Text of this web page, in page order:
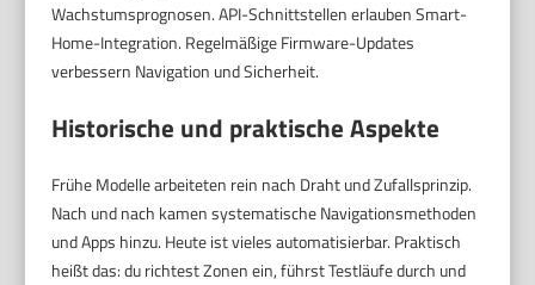
Wachstumsprognosen. API-Schnittstellen erlauben Smart-
Home-Integration. Regelmäßige Firmware-Updates
verbessern Navigation und Sicherheit.
Historische und praktische Aspekte
Frühe Modelle arbeiteten rein nach Draht und Zufallsprinzip.
Nach und nach kamen systematische Navigationsmethoden
und Apps hinzu. Heute ist vieles automatisierbar. Praktisch
heißt das: du richtest Zonen ein, führst Testläufe durch und